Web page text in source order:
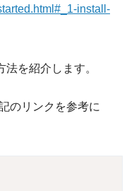
install-
を紹介します。
のリンクを参考に